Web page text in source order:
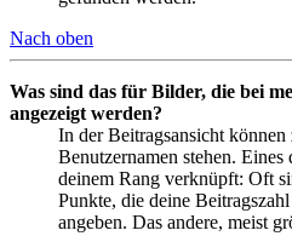
Nach oben
Was sind das für Bilder, die bei
angezeigt werden?
In der Beitragsansicht
Benutzernamen stehen.
deinem Rang verknüpft: Oft
Punkte, die deine
angeben. Das andere, meist